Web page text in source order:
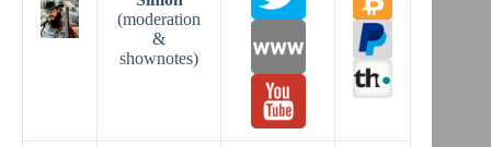
(moderation
&
shownotes)